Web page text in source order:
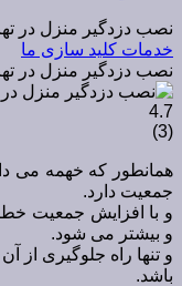
نصب دزدگیر منزل در
خدمات کلید سازی ما
نصب دزدگیر منزل در
4.7
(
3
)
همانطور که خهمه می
جمعیت دارد.
و با افزایش جمعیت
و بیشتر می شود.
و تنها راه جلوگیری از
باشد.